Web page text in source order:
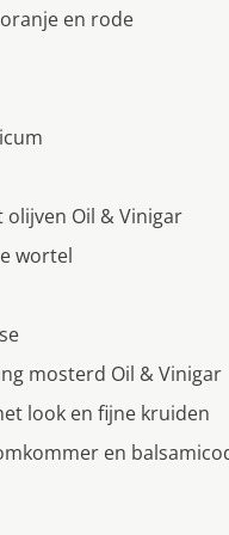
en rode
Oil & Vinigar
wortel
mosterd Oil & Vinigar
look en fijne kruiden
en